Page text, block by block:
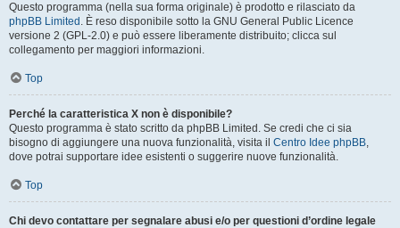
Questo programma (nella sua forma originale) è prodotto e rilasciato da
phpBB Limited . È reso disponibile sotto la GNU General Public Licence
versione 2 (GPL-2.0) e può essere liberamente distribuito; clicca sul
collegamento per maggiori informazioni.
Top
Perché la caratteristica X non è disponibile?
Questo programma è stato scritto da phpBB Limited. Se credi che ci sia
bisogno di aggiungere una nuova funzionalità, visita il Centro Idee phpBB,
dove potrai supportare idee esistenti o suggerire nuove funzionalità.
Top
Chi devo contattare per segnalare abusi e/o per questioni d’ordine legale